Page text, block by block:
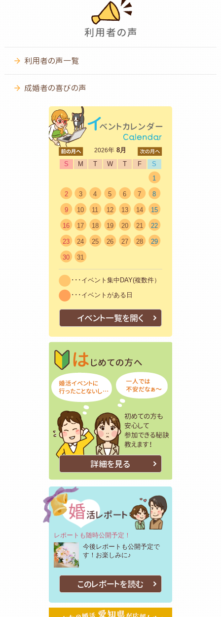
利用者の声一覧
成婚者の喜びの声
2026年8月
S
M T W T F
S
1
2 3 4 5 6 7 8
9 10 11 12 13 14 15
16 17 18 19 20 21 22
23 24 25 26 27 28 29
30 31
･･･イベント集中DAY(複数件）
･･･イベントがある日
イベント一覧を開く
はじめての方
詳細を見る
レポートも随時公開予定！
今後レポートも公開予定で
す！お楽しみに♪
このレポートを読む